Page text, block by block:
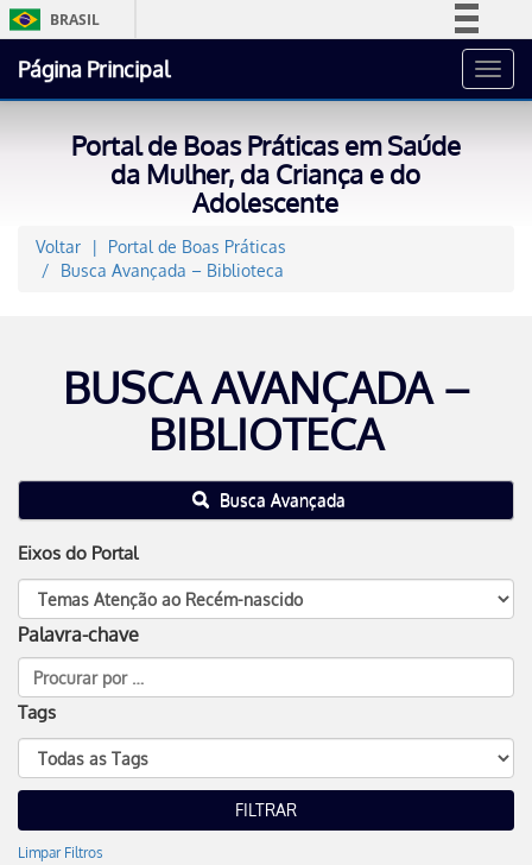
BRASIL
Acesso à informação
Página Principal
Portal de Boas Práticas em Saúde
da Mulher, da Criança e do
Adolescente
Voltar
Portal de Boas Práticas
Busca Avançada – Biblioteca
BUSCA AVANÇADA –
BIBLIOTECA
Busca Avançada
Eixos do Portal
Palavra-chave
Tags
Limpar Filtros